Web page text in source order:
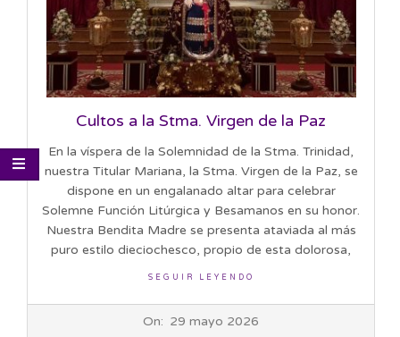
Cultos a la Stma. Virgen de la Paz
En la víspera de la Solemnidad de la Stma. Trinidad,
nuestra Titular Mariana, la Stma. Virgen de la Paz, se
dispone en un engalanado altar para celebrar
Solemne Función Litúrgica y Besamanos en su honor.
Nuestra Bendita Madre se presenta ataviada al más
puro estilo dieciochesco, propio de esta dolorosa,
SEGUIR LEYENDO
On: 29 mayo 2026